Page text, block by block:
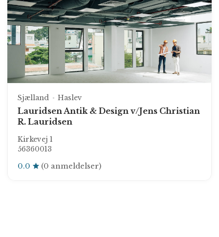
Sjælland Haslev
Lauridsen Antik & Design v/Jens Christian
R. Lauridsen
Kirkevej 1
56360013
0.0 (0 anmeldelser)